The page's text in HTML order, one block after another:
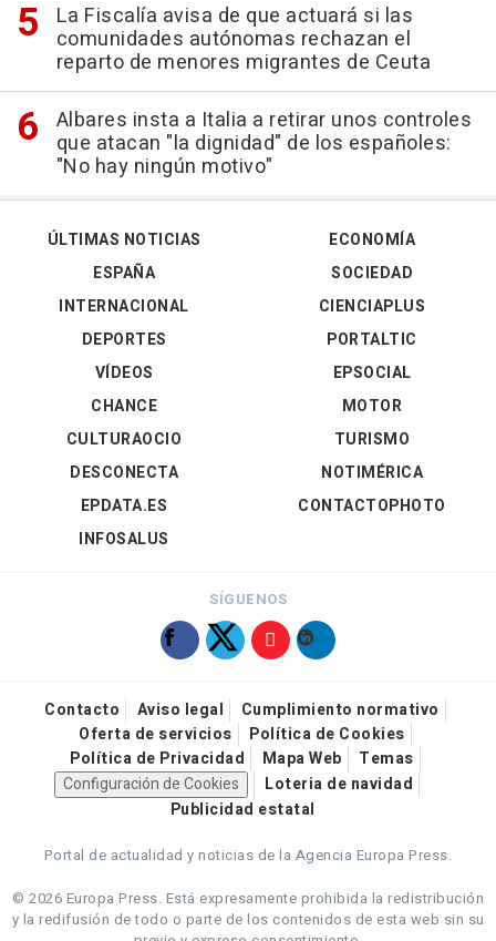
La Fiscalía avisa de que actuará si las
comunidades autónomas rechazan el
reparto de menores migrantes de Ceuta
Albares insta a Italia a retirar unos controles
que atacan "la dignidad" de los españoles:
"No hay ningún motivo"
ÚLTIMAS NOTICIAS
ESPAÑA
INTERNACIONAL
DEPORTES
VÍDEOS
ECONOMÍA
SOCIEDAD
CIENCIAPLUS
PORTALTIC
EPSOCIAL
CHANCE
CULTURAOCIO
DESCONECTA
EPDATA.ES
INFOSALUS
MOTOR
TURISMO
NOTIMÉRICA
CONTACTOPHOTO
SÍGUENOS
Contacto Aviso legal
Cumplimiento normativo
Oferta de servicios
Política de Cookies
Política de Privacidad
Mapa Web
Temas
Configuración de Cookies
Loteria de navidad
Publicidad estatal
Portal de actualidad y noticias de la Agencia Europa Press.
© 2026 Europa Press. Está expresamente prohibida la redistribución
y la redifusión de todo o parte de los contenidos de esta web sin su